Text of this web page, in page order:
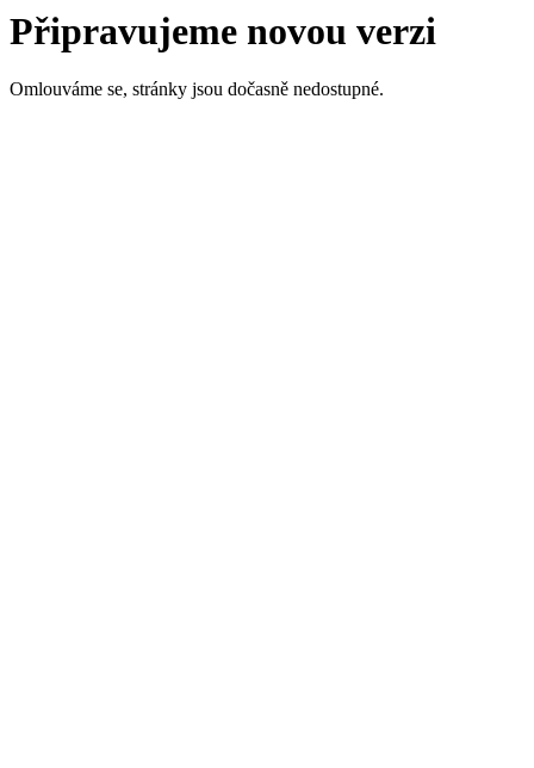
Připravujeme novou verzi
Omlouváme se, stránky jsou dočasně nedostupné.